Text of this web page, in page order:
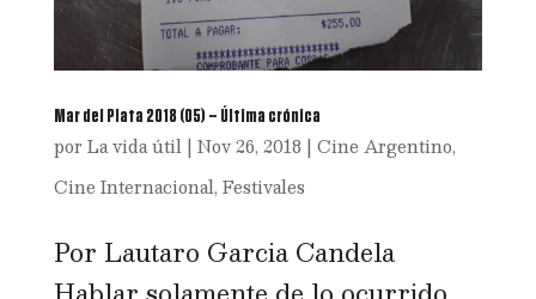
Mar del Plata 2018 (05) – Última crónica
por La vida útil| Nov 26, 2018 | Cine Argentino,
Cine Internacional, Festivales
Por Lautaro Garcia Candela